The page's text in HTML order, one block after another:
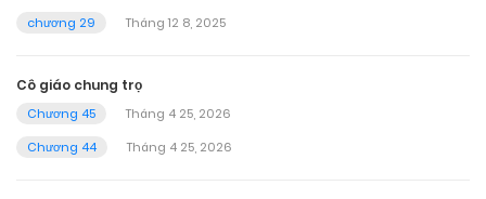
chương 29
Tháng 12 8, 2025
Cô giáo chung trọ
Chương 45
Tháng 4 25, 2026
Chương 44
Tháng 4 25, 2026